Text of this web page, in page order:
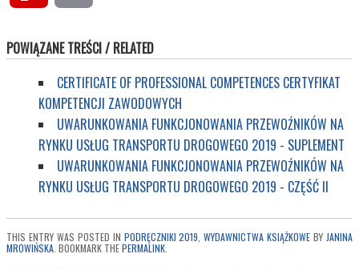
POWIĄZANE TREŚCI / RELATED
CERTIFICATE OF PROFESSIONAL COMPETENCES CERTYFIKAT
KOMPETENCJI ZAWODOWYCH
UWARUNKOWANIA FUNKCJONOWANIA PRZEWOŹNIKÓW NA
RYNKU USŁUG TRANSPORTU DROGOWEGO 2019 - SUPLEMENT
UWARUNKOWANIA FUNKCJONOWANIA PRZEWOŹNIKÓW NA
RYNKU USŁUG TRANSPORTU DROGOWEGO 2019 - CZĘŚĆ II
THIS ENTRY WAS POSTED IN PODRĘCZNIKI 2019 ,WYDAWNICTWA KSIĄŻKOWE BY JANINA
MROWIŃSKA . BOOKMARK THEPERMALINK